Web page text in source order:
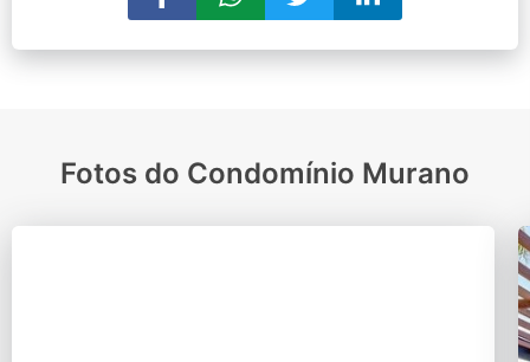
Fotos do Condomínio Murano